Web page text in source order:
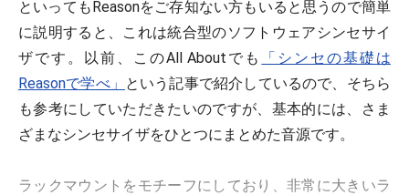
といってもReasonをご存知ない方もいると思うので簡単
に説明すると、これは統合型のソフトウェアシンセサイ
ザです。以前、このAll Aboutでも
「シンセの基礎は
Reasonで学べ」 という記事で紹介しているので、そちら
も参考にしていただきたいのですが、基本的には、さま
ざまなシンセサイザをひとつにまとめた音源です。
ラックマウントをモチーフにしており、非常に大きいラ